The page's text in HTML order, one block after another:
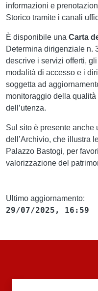
informazioni e
Storico tramite i canali
È disponibile una Carta
Determina dirigenziale n.
descrive i servizi offerti,
modalità di accesso e i
soggetta ad
monitoraggio della
dell’utenza.
Sul sito è presente anche
dell’Archivio, che illustra
Palazzo Bastogi, per
valorizzazione del
Ultimo aggiornamento:
29/07/2025, 16:59